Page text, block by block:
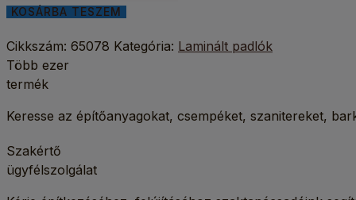
tölgy
padló
Flavour
7mm
Ocean
mennyiség
KOSÁRBA TESZEM
Cikkszám: 65078 Kategória: Laminált padlók
Több ezer
termék
Keresse az építőanyagokat, csempéket, szanitereket,
Szakértő
ügyfélszolgálat